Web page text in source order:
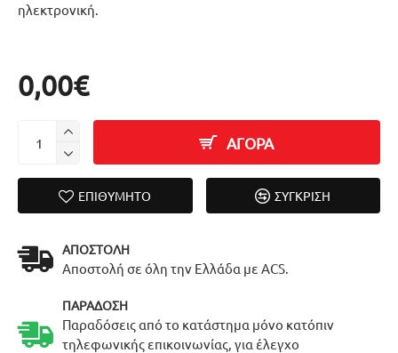
ηλεκτρονική.
0,00€
ΑΓΟΡΑ
ΕΠΙΘΥΜΗΤΌ ΣΎΓΚΡΙΣΗ
ΑΠΟΣΤΟΛΉ
Αποστολή σε όλη την Ελλάδα με ACS.
ΠΑΡΆΔΟΣΗ
Παραδόσεις από το κατάστημα μόνο κατόπιν
τηλεφωνικής επικοινωνίας, για έλεγχο